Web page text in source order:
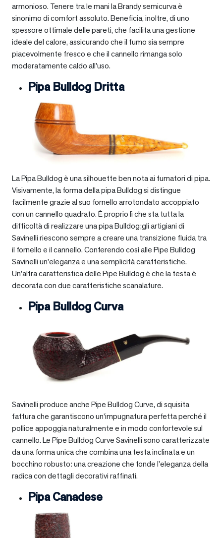
armonioso. Tenere tra le mani la Brandy semicurva è
sinonimo di comfort assoluto. Beneficia, inoltre, di uno
spessore ottimale delle pareti, che facilita una gestione
ideale del calore, assicurando che il fumo sia sempre
piacevolmente fresco e che il cannello rimanga solo
moderatamente caldo all’uso.
Pipa Bulldog Dritta
La Pipa Bulldog è una silhouette ben nota ai fumatori di pipa.
Visivamente, la forma della pipa Bulldog si distingue
facilmente grazie al suo fornello arrotondato accoppiato
con un cannello quadrato. È proprio lì che sta tutta la
difficoltà di realizzare una pipa Bulldog;gli artigiani di
Savinelli riescono sempre a creare una transizione fluida tra
il fornello e il cannello. Conferendo così alle Pipe Bulldog
Savinelli un’eleganza e una semplicità caratteristiche.
Un’altra caratteristica delle Pipe Bulldog è che la testa è
decorata con due caratteristiche scanalature.
Pipa Bulldog Curva
Savinelli produce anche Pipe Bulldog Curve, di squisita
fattura che garantiscono un’impugnatura perfetta perché il
pollice appoggia naturalmente e in modo confortevole sul
cannello. Le Pipe Bulldog Curve Savinelli sono caratterizzate
da una forma unica che combina una testa inclinata e un
bocchino robusto: una creazione che fonde l’eleganza della
radica con dettagli decorativi raffinati.
Pipa Canadese